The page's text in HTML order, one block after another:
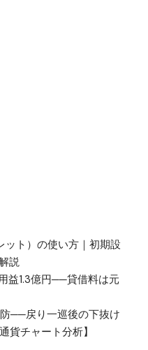
ト）の使い方｜初期設
説
益1.3億円──貸借料は元
──戻り一巡後の下抜け
貨チャート分析】